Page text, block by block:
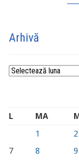
Arhivă
Arhivă
L MA
1
2
7
8 9